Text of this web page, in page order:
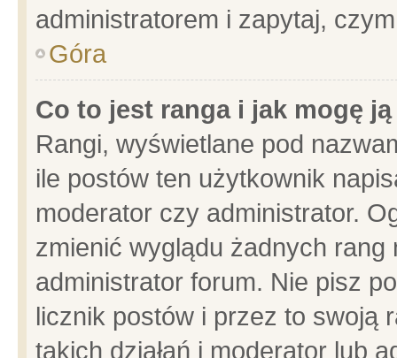
administratorem i zapytaj,
Góra
Co to jest ranga i jak mogę
Rangi, wyświetlane pod
ile postów ten użytkownik
moderator czy administrator.
zmienić wyglądu żadnych
administrator forum. Nie pisz
licznik postów i przez to swoją
takich działań i moderator lub